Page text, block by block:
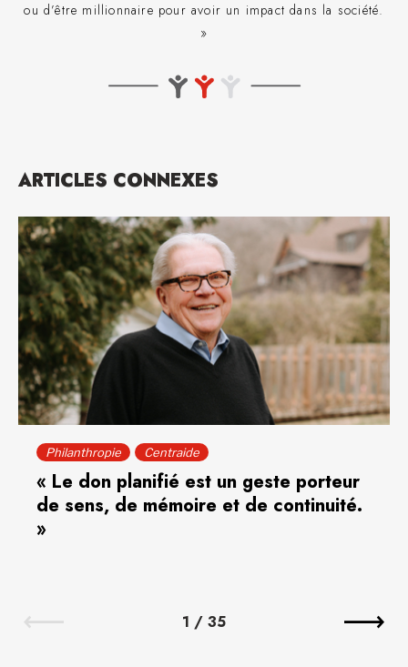
ou d’être millionnaire pour avoir un impact dans la société.
»
ARTICLES CONNEXES
Philanthropie Centraide
« Le don planifié est un geste porteur
de sens, de mémoire et de continuité.
»
1 / 35